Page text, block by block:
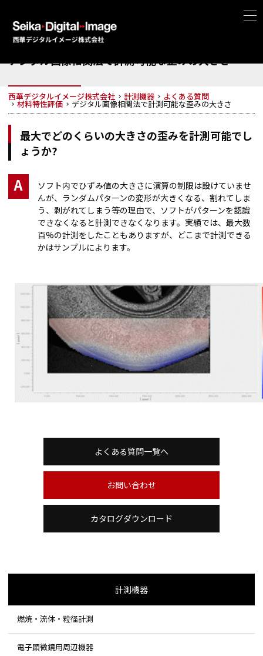
西華デジタルイメージ株式会社 計測機器 よくある質問
材料特性評価 デジタル画像相関法で計測可能な歪みの大きさ
デジタル画像相関法で計測可能な歪みの大きさ
最大でどのくらいの大きさの歪みを計測可能でし
ょうか?
A
ソフト内でひずみ値の大きさに演算の制限は設けていませ
んが、ランダムパターンの変形が大きくなる、割れてしま
う、剥がれてしまう等の理由で、ソフトがパターンを認識
できなくなると計測できなくなります。実績では、最大数
百%の計測をしたこともありますが、どこまで計測できる
かはサンプルによります。
よくある質問一覧へ
お問い合わせ
カタログダウンロード
計測機器
燃焼・流体・粒径計測
電子顕微鏡用周辺機器